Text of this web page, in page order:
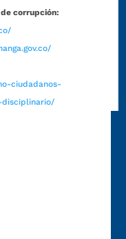
corrupción:
ciudadanos-